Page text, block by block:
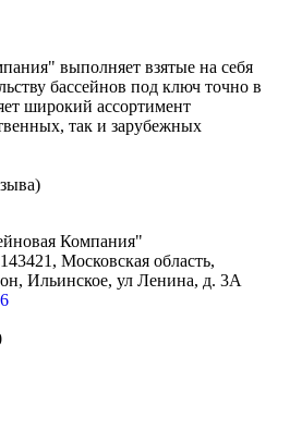
выполняет взятые на себя
бассейнов под ключ точно в
широкий ассортимент
так и зарубежных
Компания"
143421 , Московская область,
, Ильинское, ул Ленина, д. 3А